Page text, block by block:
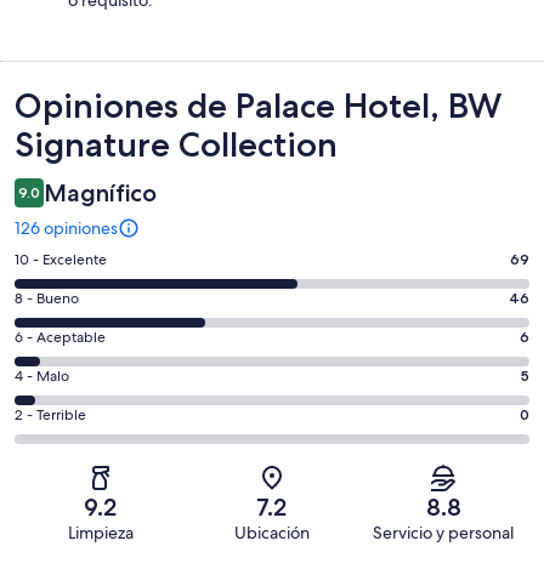
Opiniones
Opiniones de Palace Hotel, BW
Signature Collection
9.0 Magnífico
126 opiniones
Puntuación
de
10,
es
decir,
Excelente.
Basada
en
opiniones
10 - Excelente 69
Puntuación
de
8,
es
decir,
Bueno.
8 - Bueno 46
Puntuación
de
6,
es
decir,
Aceptable.
6 - Aceptable 6
Puntuación
de
4,
Basada
4 - Malo 5
Puntuación
de
Terrible.
2 - Terrible 0
9.2
Limpieza
7.2
Ubicación
8.8
Servicio y personal